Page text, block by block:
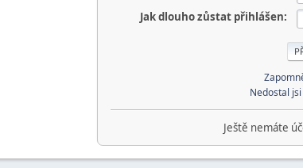
Jak dlouho zůstat přihlášen:
Nedostal
Ještě nemáte